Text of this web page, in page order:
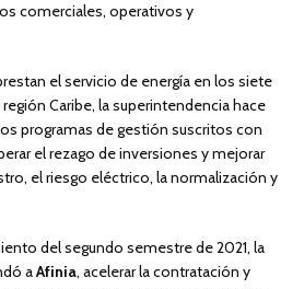
comerciales, operativos y
el servicio de energía en los siete
Caribe, la superintendencia hace
programas de gestión suscritos con
el rezago de inversiones y mejorar
el riesgo eléctrico, la normalización y
del segundo semestre de 2021, la
aAfinia, acelerar la contratación y